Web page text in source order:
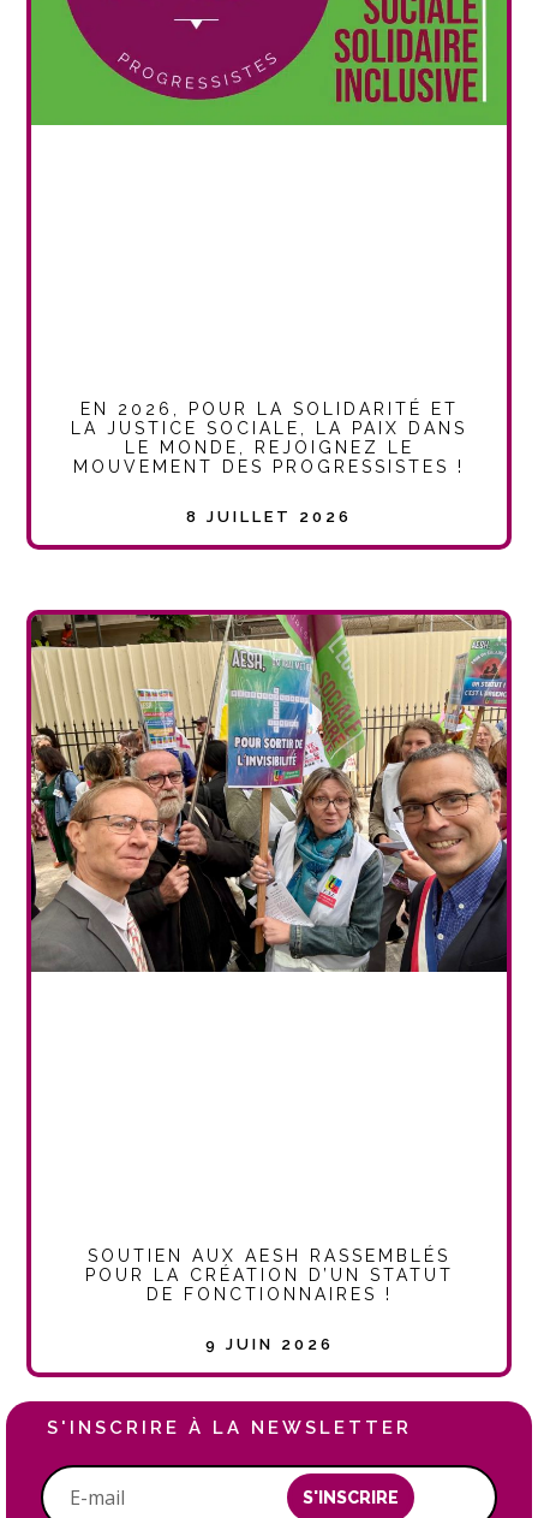
EN 2026, POUR LA SOLIDARITÉ ET
LA JUSTICE SOCIALE, LA PAIX DANS
LE MONDE, REJOIGNEZ LE
MOUVEMENT DES PROGRESSISTES !
8 JUILLET 2026
SOUTIEN AUX AESH RASSEMBLÉS
POUR LA CRÉATION D’UN STATUT
DE FONCTIONNAIRES !
9 JUIN 2026
S'INSCRIRE À LA NEWSLETTER
S'INSCRIRE